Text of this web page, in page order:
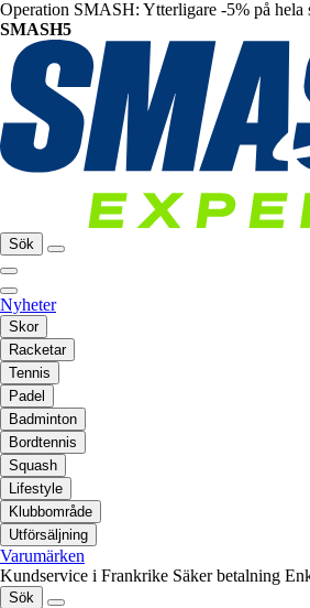
Operation SMASH: Ytterligare -5% på hela
SMASH5
Sök
Nyheter
Skor
Racketar
Tennis
Padel
Badminton
Bordtennis
Squash
Lifestyle
Klubbområde
Utförsäljning
Varumärken
Kundservice i Frankrike Säker betalning
Sök